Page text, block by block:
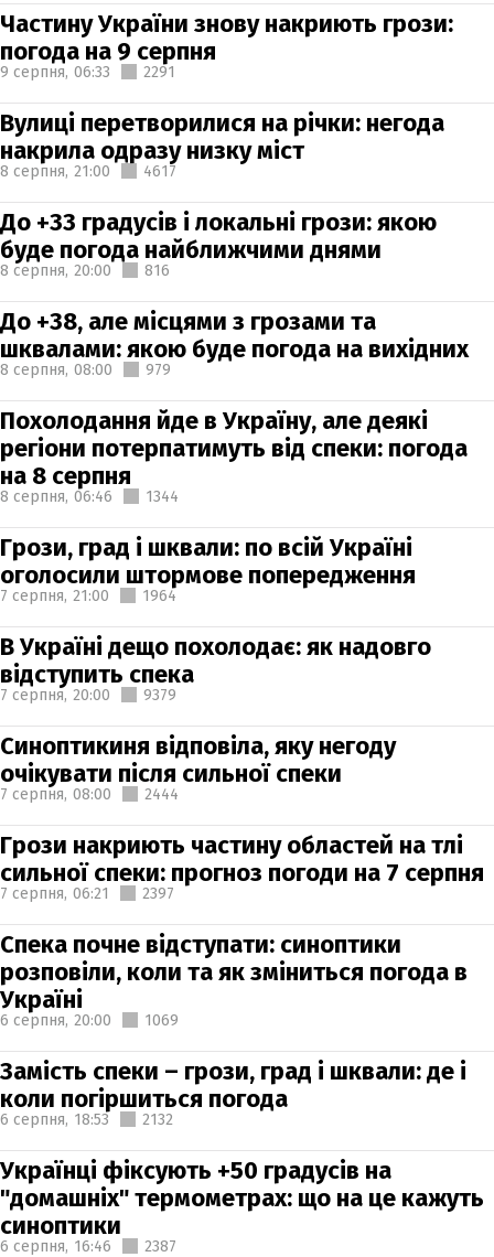
Частину України знову накриють грози:
погода на 9 серпня
9 серпня, 06:33 2291
Вулиці перетворилися на річки: негода
накрила одразу низку міст
8 серпня, 21:00 4617
До +33 градусів і локальні грози: якою
буде погода найближчими днями
8 серпня, 20:00 816
До +38, але місцями з грозами та
шквалами: якою буде погода на вихідних
8 серпня, 08:00 979
Похолодання йде в Україну, але деякі
регіони потерпатимуть від спеки: погода
на 8 серпня
8 серпня, 06:46 1344
Грози, град і шквали: по всій Україні
оголосили штормове попередження
7 серпня, 21:00 1964
В Україні дещо похолодає: як надовго
відступить спека
7 серпня, 20:00 9379
Синоптикиня відповіла, яку негоду
очікувати після сильної спеки
7 серпня, 08:00 2444
Грози накриють частину областей на тлі
сильної спеки: прогноз погоди на 7 серпня
7 серпня, 06:21 2397
Спека почне відступати: синоптики
розповіли, коли та як зміниться погода в
Україні
6 серпня, 20:00 1069
Замість спеки – грози, град і шквали: де і
коли погіршиться погода
6 серпня, 18:53 2132
Українці фіксують +50 градусів на
"домашніх" термометрах: що на це кажуть
синоптики
6 серпня, 16:46 2387